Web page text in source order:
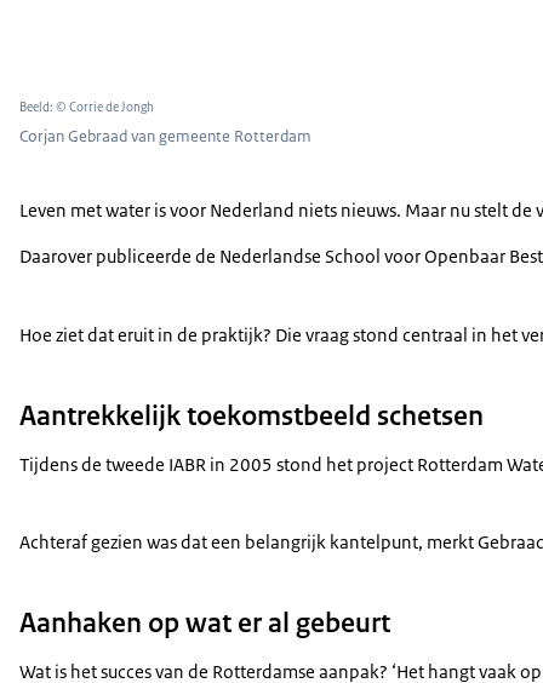
Beeld: © Corrie de Jongh
Corjan Gebraad van gemeente Rotterdam
Leven met water is voor Nederland niets nieuws. Maar nu stelt
Daarover publiceerde de Nederlandse School voor Openbaar
Hoe ziet dat eruit in de praktijk? Die vraag stond centraal in het
Aantrekkelijk toekomstbeeld schetsen
Tijdens de tweede IABR in 2005 stond het project Rotterdam
Achteraf gezien was dat een belangrijk kantelpunt, merkt
Aanhaken op wat er al gebeurt
Wat is het succes van de Rotterdamse aanpak? ‘Het hangt